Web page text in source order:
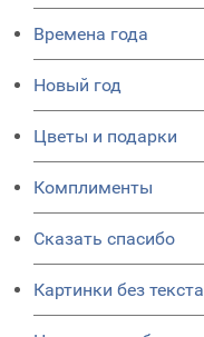
Времена года
Новый год
Цветы и подарки
Комплименты
Сказать спасибо
Картинки без текста